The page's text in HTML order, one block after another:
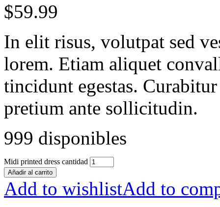
$59.99
In elit risus, volutpat sed
lorem. Etiam aliquet
tincidunt egestas.
pretium ante sollicitudin.
999 disponibles
Midi printed dress cantidad
Añadir al carrito
Add to wishlistAdd to